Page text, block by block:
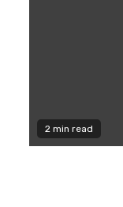
2 min read